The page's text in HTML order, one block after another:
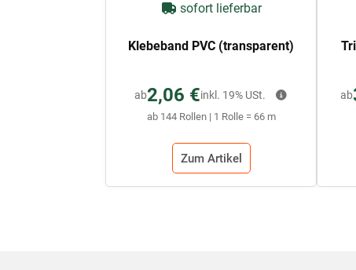
sofort lieferbar
Klebeband PVC (transparent)
ab2,06 €
ab 144 Rollen | 1 Rolle = 66 m
inkl. 19% USt.
Zum Artikel
ab